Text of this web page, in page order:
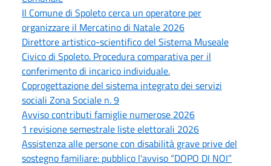
Il Comune di Spoleto cerca un operatore per
organizzare il Mercatino di Natale 2026
Direttore artistico-scientifico del Sistema Museale
Civico di Spoleto. Procedura comparativa per il
conferimento di incarico individuale.
Coprogettazione del sistema integrato dei servizi
sociali Zona Sociale n. 9
Avviso contributi famiglie numerose 2026
1 revisione semestrale liste elettorali 2026
Assistenza alle persone con disabilità grave prive del
sostegno familiare: pubblico l'avviso “DOPO DI NOI”